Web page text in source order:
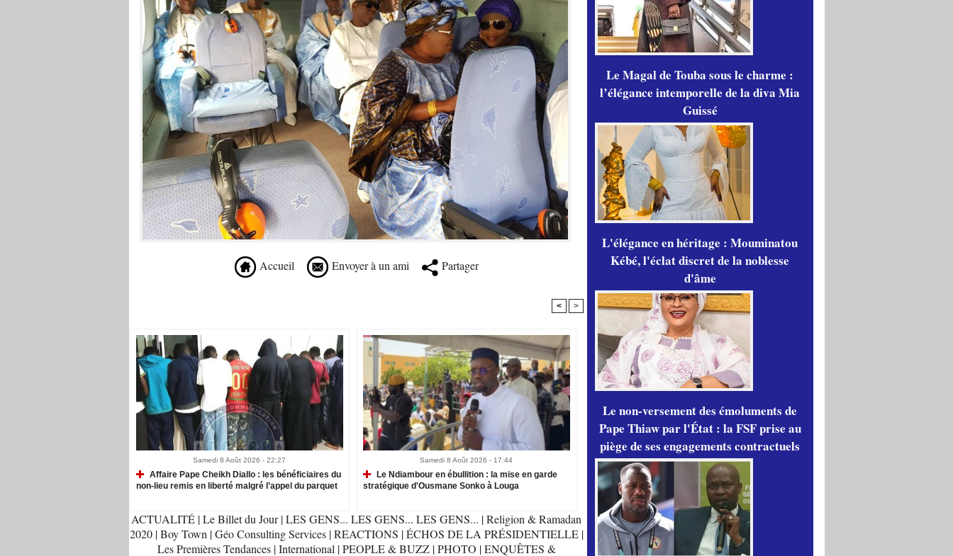
Accueil Envoyer à un ami Partager
< >
Samedi 8 Août 2026 - 22:27
Affaire Pape Cheikh Diallo : les bénéficiaires du
non-lieu remis en liberté malgré l’appel du parquet
Samedi 8 Août 2026 - 17:44
Le Ndiambour en ébullition : la mise en garde
stratégique d'Ousmane Sonko à Louga
ACTUALITÉ |Le Billet du Jour |LES GENS... LES GENS... LES GENS... |Religion & Ramadan
2020 |Boy Town |Géo Consulting Services |REACTIONS |ÉCHOS DE LA PRÉSIDENTIELLE |
Les Premières Tendances |International |PEOPLE & BUZZ |PHOTO |ENQUÊTES &
Le Magal de Touba sous le charme :
l’élégance intemporelle de la diva Mia
Guissé
L'élégance en héritage : Mouminatou
Kébé, l'éclat discret de la noblesse
d'âme
Le non-versement des émoluments de
Pape Thiaw par l'État : la FSF prise au
piège de ses engagements contractuels